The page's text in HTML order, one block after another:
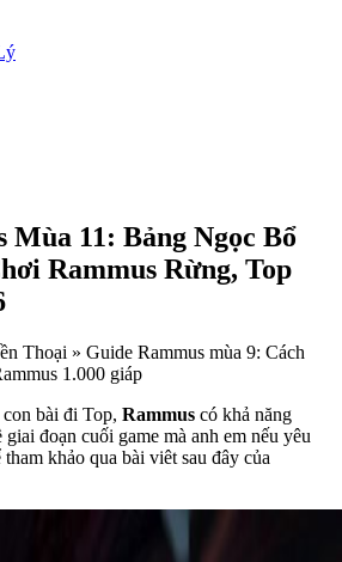
Mùa 11: Bảng Ngọc Bổ
Rammus Rừng, Top
Thoại » Guide Rammus mùa 9: Cách
1.000 giáp
bài đi Top, Rammus có khả năng
đoạn cuối game mà anh em nếu yêu
khảo qua bài viêt sau đây của